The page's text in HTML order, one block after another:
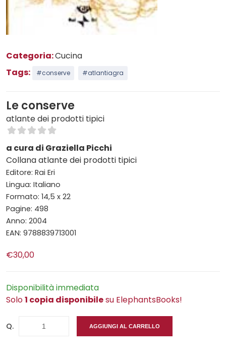
Categoria:Cucina
Tags:
#conserve #atlantiagra
Le conserve
atlante dei prodotti tipici
a cura di Graziella Picchi
Collana atlante dei prodotti tipici
Editore: Rai Eri
Lingua: Italiano
Formato: 14,5 x 22
Pagine: 498
Anno: 2004
EAN: 9788839713001
€30,00
Disponibilità immediata
Solo1 copia disponibilesu ElephantsBooks!
Q. AGGIUNGI AL CARRELLO